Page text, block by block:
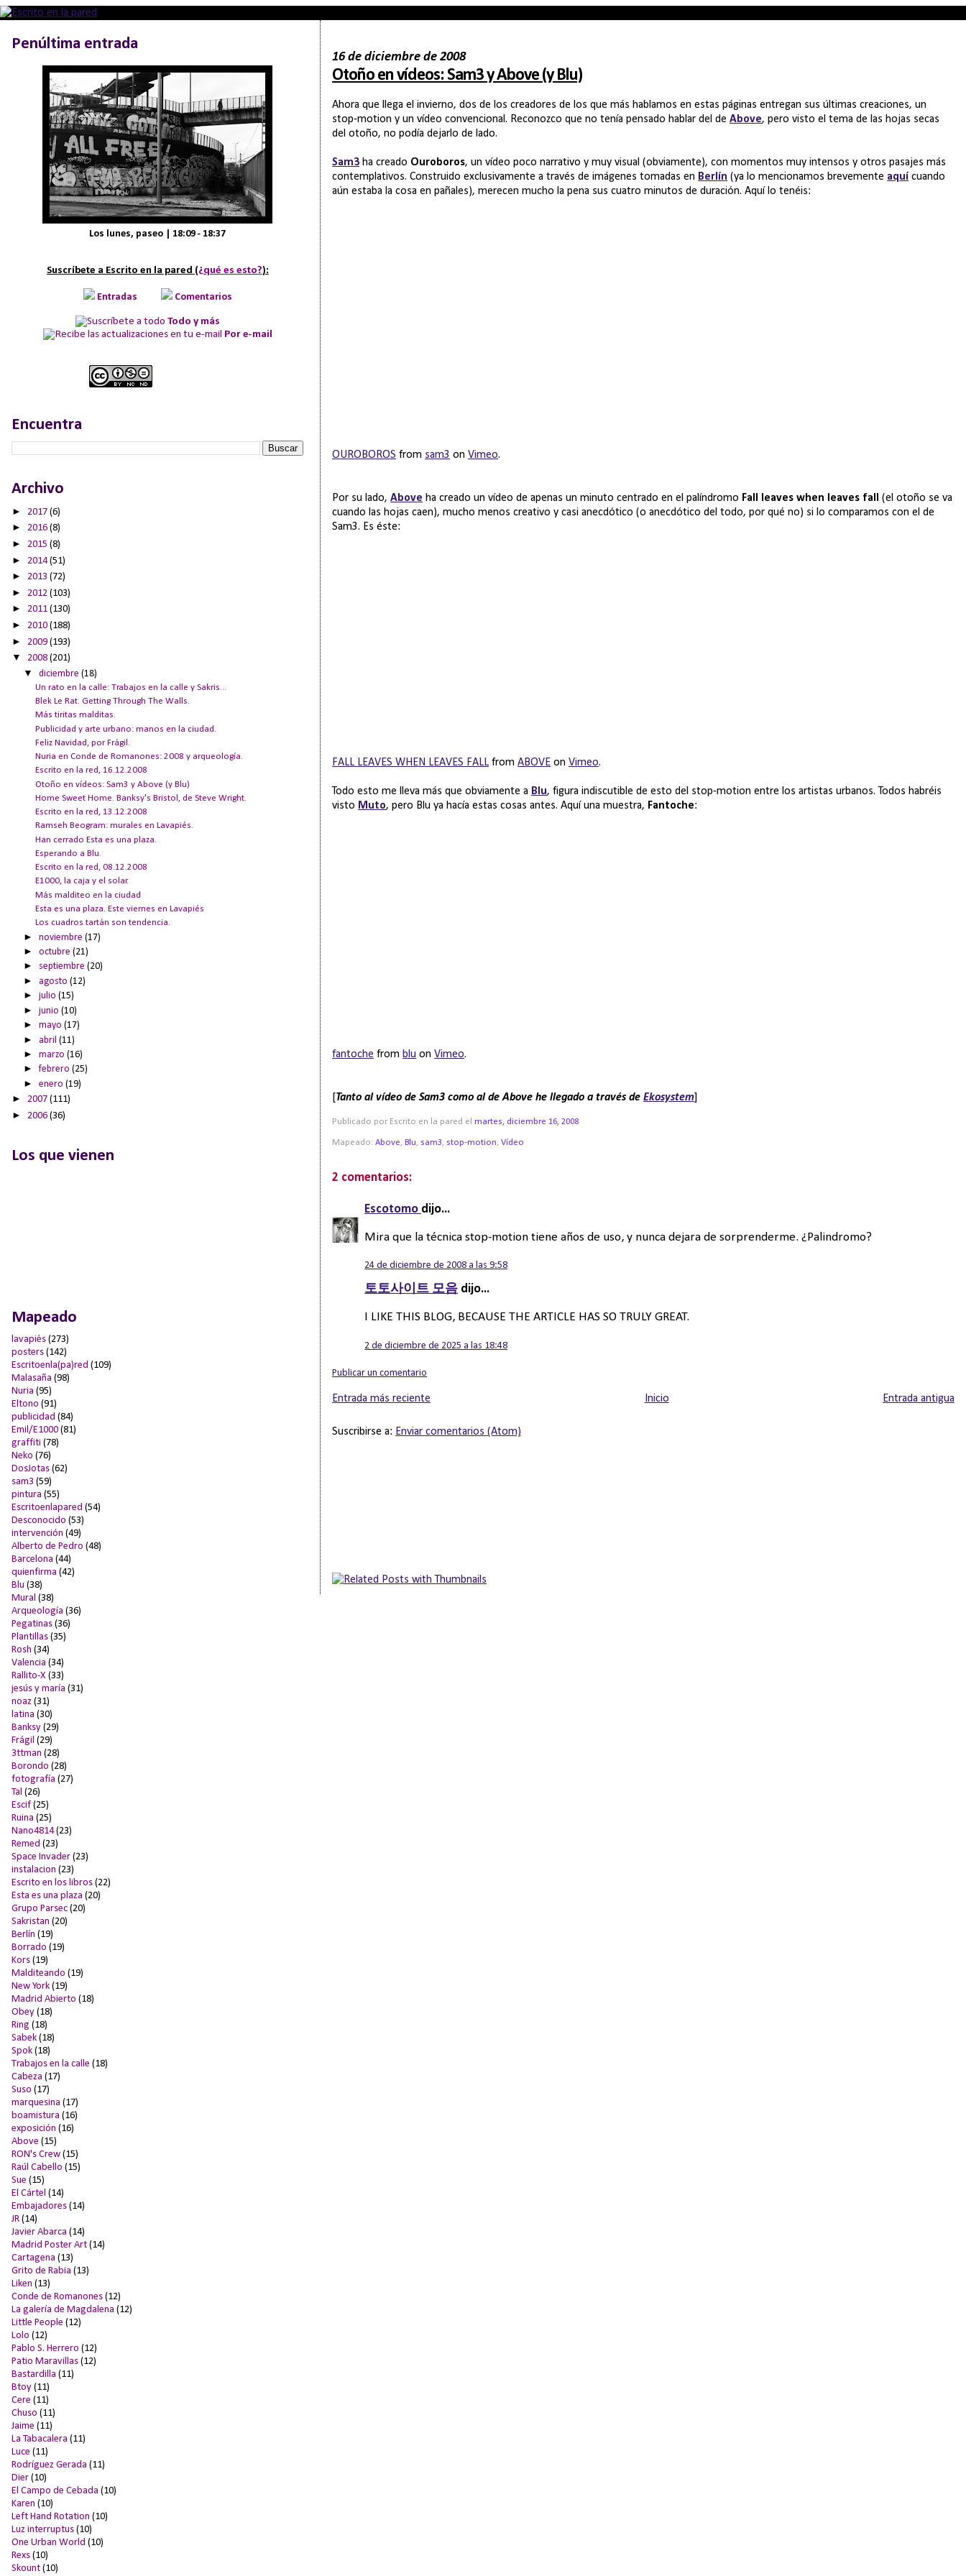
16 de diciembre de 2008
Otoño en vídeos: Sam3 y Above (y Blu)
Ahora que llega el invierno, dos de los creadores de los que más hablamos en estas páginas entregan sus últimas creaciones, un
stop-motion y un vídeo convencional. Reconozco que no tenía pensado hablar del deAbove, pero visto el tema de las hojas secas
del otoño, no podía dejarlo de lado.
Sam3 ha creado Ouroboros, un vídeo poco narrativo y muy visual (obviamente), con momentos muy intensos y otros pasajes más
contemplativos. Construido exclusivamente a través de imágenes tomadas en Berlín (ya lo mencionamos brevemente aquí cuando
aún estaba la cosa en pañales), merecen mucho la pena sus cuatro minutos de duración. Aquí lo tenéis:
OUROBOROS from sam3 onVimeo.
Por su lado,Above ha creado un vídeo de apenas un minuto centrado en el palíndromo Fall leaves when leaves fall
(el otoño se va
cuando las hojas caen), mucho menos creativo y casi anecdótico (o anecdótico del todo, por qué no) si lo comparamos con el de
Sam3. Es éste:
FALL LEAVES WHEN LEAVES FALL fromABOVE onVimeo.
Todo esto me lleva más que obviamente a Blu, figura indiscutible de esto del stop-motion entre los artistas urbanos. Todos habréis
visto Muto, pero Blu ya hacía estas cosas antes. Aquí una muestra, Fantoche:
fantoche from blu onVimeo.
[Tanto al vídeo de Sam3 como al de Above he llegado a través deEkosystem]
Publicado por Escrito en la pared elmartes, diciembre 16, 2008
Mapeado:Above,Blu, sam3, stop-motion,Vídeo
2 comentarios:
Escotomo dijo...
Mira que la técnica stop-motion tiene años de uso, y nunca dejara de sorprenderme. ¿Palindromo?
24 de diciembre de 2008 a las 9:58
토토사이트 모음 dijo...
I LIKE THIS BLOG, BECAUSE THE ARTICLE HAS SO TRULY GREAT.
2 de diciembre de 2025 a las 18:48
Publicar un comentario
Entrada más reciente Entrada antigua
Inicio
Suscribirse a: Enviar comentarios (Atom)
Penúltima entrada
Los lunes, paseo | 18:09 - 18:37
Suscríbete a Escrito en la pared (¿qué es esto?):
Entradas Comentarios
Todo y más
Por e-mail
Encuentra
Archivo
► 2017 (6)
► 2016 (8)
► 2015 (8)
► 2014(51)
► 2013 (72)
► 2012 (103)
► 2011 (130)
► 2010 (188)
► 2009 (193)
▼ 2008 (201)
▼diciembre(18)
Un rato en la calle: Trabajos en la calle y Sakris...
Blek Le Rat. Getting Through The Walls.
Más tiritas malditas.
Publicidad y arte urbano: manos en la ciudad.
Feliz Navidad, por Frágil.
Nuria en Conde de Romanones: 2008 y arqueología.
Escrito en la red, 16.12.2008
Otoño en vídeos: Sam3 y Above (y Blu)
Home Sweet Home. Banksy's Bristol, de Steve Wright.
Escrito en la red, 13.12.2008
Ramseh Beogram: murales en Lavapiés.
Han cerrado Esta es una plaza.
Esperando a Blu.
Escrito en la red, 08.12.2008
E1000, la caja y el solar.
Más malditeo en la ciudad
Esta es una plaza. Este viernes en Lavapiés
Los cuadros tartán son tendencia.
►noviembre(17)
►octubre(21)
► septiembre(20)
► agosto(12)
►julio(15)
►junio(10)
►mayo(17)
► abril(11)
►marzo(16)
►febrero(25)
►enero(19)
► 2007 (111)
► 2006 (36)
Los que vienen
Mapeado
lavapiés (273)
posters (142)
Escritoenla(pa)red (109)
Malasaña (98)
Nuria (95)
Eltono (91)
publicidad (84)
Emil/E1000 (81)
graffiti (78)
Neko (76)
DosJotas (62)
sam3 (59)
pintura (55)
Escritoenlapared (54)
Desconocido (53)
intervención (49)
Alberto de Pedro (48)
Barcelona (44)
quienfirma (42)
Blu (38)
Mural (38)
Arqueología (36)
Pegatinas (36)
Plantillas (35)
Rosh (34)
Valencia (34)
Rallito-X (33)
jesús y maría (31)
noaz (31)
latina (30)
Banksy (29)
Frágil (29)
3ttman (28)
Borondo (28)
fotografía (27)
Tal (26)
Escif (25)
Ruina (25)
Nano4814 (23)
Remed (23)
Space Invader (23)
instalacion (23)
Escrito en los libros (22)
Esta es una plaza (20)
Grupo Parsec (20)
Sakristan (20)
Berlín (19)
Borrado (19)
Kors (19)
Malditeando (19)
New York (19)
Madrid Abierto (18)
Obey (18)
Ring (18)
Sabek (18)
Spok (18)
Trabajos en la calle (18)
Cabeza (17)
Suso (17)
marquesina (17)
boamistura (16)
exposición (16)
Above (15)
RON's Crew (15)
Raúl Cabello (15)
Sue (15)
El Cártel (14)
Embajadores (14)
JR (14)
Javier Abarca (14)
Madrid Poster Art (14)
Cartagena (13)
Grito de Rabia (13)
Liken (13)
Conde de Romanones (12)
La galería de Magdalena (12)
Little People (12)
Lolo (12)
Pablo S. Herrero (12)
Patio Maravillas (12)
Bastardilla (11)
Btoy (11)
Cere (11)
Chuso (11)
Jaime (11)
La Tabacalera (11)
Luce (11)
Rodríguez Gerada (11)
Dier (10)
El Campo de Cebada (10)
Karen (10)
Left Hand Rotation (10)
Luz interruptus (10)
One Urban World (10)
Rexs (10)
Skount (10)